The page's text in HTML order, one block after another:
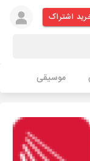
اشتراک
موسیقی